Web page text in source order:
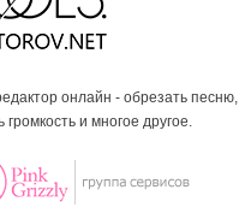
онлайн - обрезать песню,
громкость и многое другое.